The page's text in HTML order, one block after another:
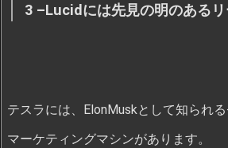
3 –Lucidには先見の明のある
テスラには、ElonMuskとして知られ
マーケティングマシンがあります。